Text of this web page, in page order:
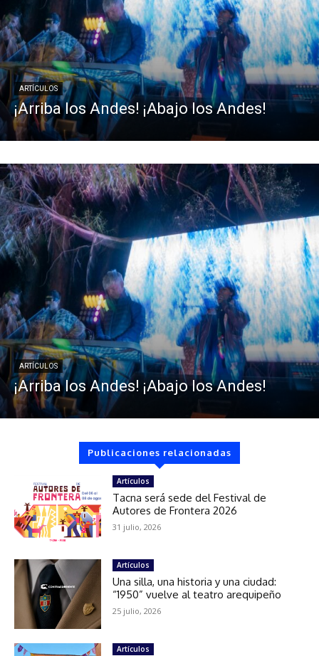
ARTÍCULOS
¡Arriba los Andes! ¡Abajo los Andes!
ARTÍCULOS
¡Arriba los Andes! ¡Abajo los Andes!
Publicaciones relacionadas
Artículos
Tacna será sede del Festival de
Autores de Frontera 2026
31 julio, 2026
Artículos
Una silla, una historia y una ciudad:
“1950” vuelve al teatro arequipeño
25 julio, 2026
Artículos